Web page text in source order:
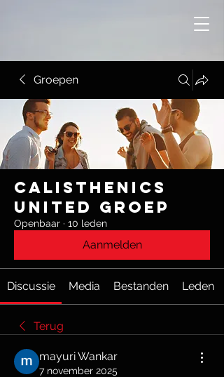
Groepen
Calisthenics
United groep
Openbaar · 10 leden
Aanmelden
Discussie Media Bestanden Leden
Terug
mayuri Wankar
7 november 2025